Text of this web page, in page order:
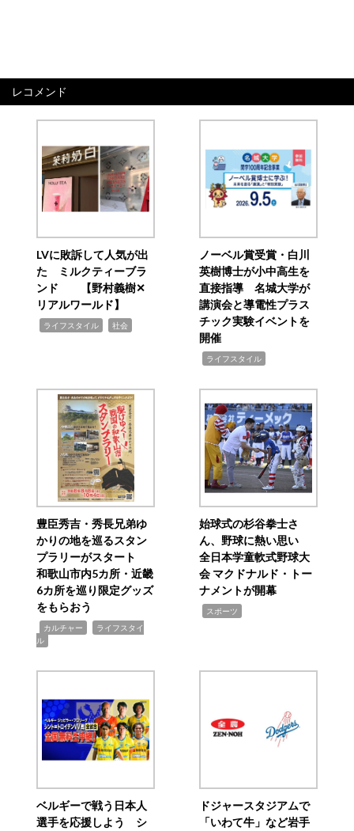
レコメンド
LVに敗訴して人気が出
た ミルクティーブラ
ンド 【野村義樹✕
リアルワールド】
ライフスタイル 社会
ノーベル賞受賞・白川
英樹博士が小中高生を
直接指導 名城大学が
講演会と導電性プラス
チック実験イベントを
開催
ライフスタイル
豊臣秀吉・秀長兄弟ゆ
かりの地を巡るスタン
プラリーがスタート
和歌山市内5カ所・近畿
6カ所を巡り限定グッズ
をもらおう
カルチャー
ライフスタイ
ル
始球式の杉谷拳士さ
ん、野球に熱い思い
全日本学童軟式野球大
会 マクドナルド・トー
ナメントが開幕
スポーツ
ベルギーで戦う日本人
選手を応援しよう シ
ドジャースタジアムで
「いわて牛」など岩手